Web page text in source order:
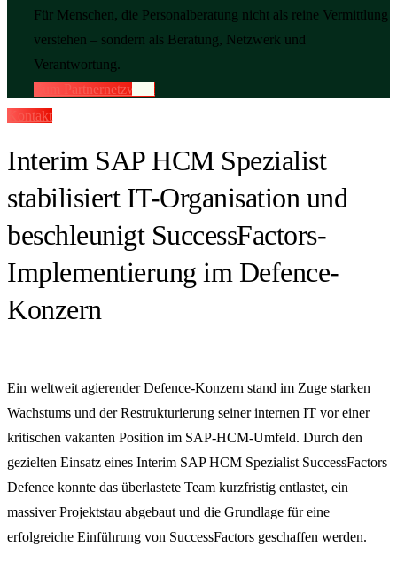
Für Menschen, die Personalberatung nicht als reine Vermittlung
verstehen – sondern als Beratung, Netzwerk und
Verantwortung.
Zum Partnernetzwerk
Kontakt
Interim SAP HCM Spezialist
stabilisiert IT-Organisation und
beschleunigt SuccessFactors-
Implementierung im Defence-
Konzern
Ein weltweit agierender Defence-Konzern stand im Zuge starken
Wachstums und der Restrukturierung seiner internen IT vor einer
kritischen vakanten Position im SAP-HCM-Umfeld. Durch den
gezielten Einsatz eines Interim SAP HCM Spezialist SuccessFactors
Defence konnte das überlastete Team kurzfristig entlastet, ein
massiver Projektstau abgebaut und die Grundlage für eine
erfolgreiche Einführung von SuccessFactors geschaffen werden.